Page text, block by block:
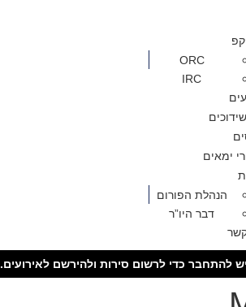
ORC
IRC
ימאים
הנהלת הפורום
דבר היו”ר
להתחבר כדי לרשום סירות ולהירשם לאירועים.